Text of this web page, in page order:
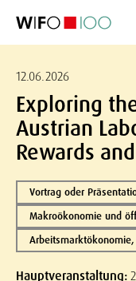
12.06.2026
Exploring
Austrian
Rewards
Vortrag oder
Makroökonomie und
Hauptveranstaltung: